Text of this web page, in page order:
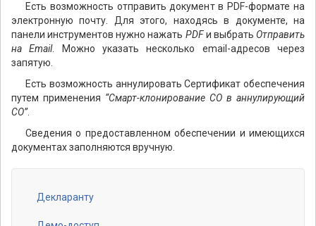
Есть возможность отправить документ в PDF-формате на
электронную почту. Для этого, находясь в документе, на
панели инструментов нужно нажать PDFи выбрать Отправить
на Email. Можно указать несколько email-адресов через
запятую.
Есть возможность аннулировать Сертификат обеспечения
путем применения “Смарт-клонирование СО в аннулирующий
СО”.
Сведения о предоставленном обеспечении и имеющихся
документах заполняются вручную.
Footer
Декларанту